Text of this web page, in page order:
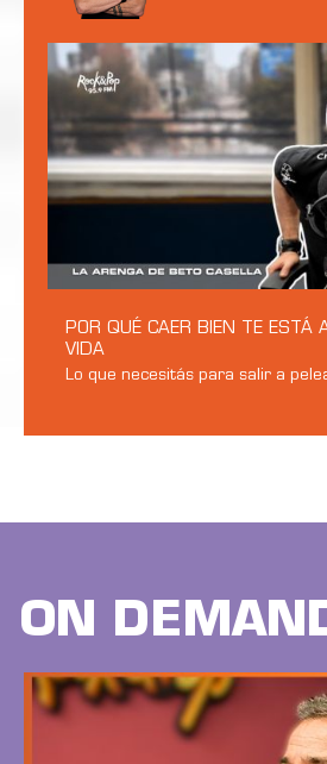
POR QUÉ CAER BIEN TE ESTÁ
VIDA
Lo que necesitás para salir a
ON